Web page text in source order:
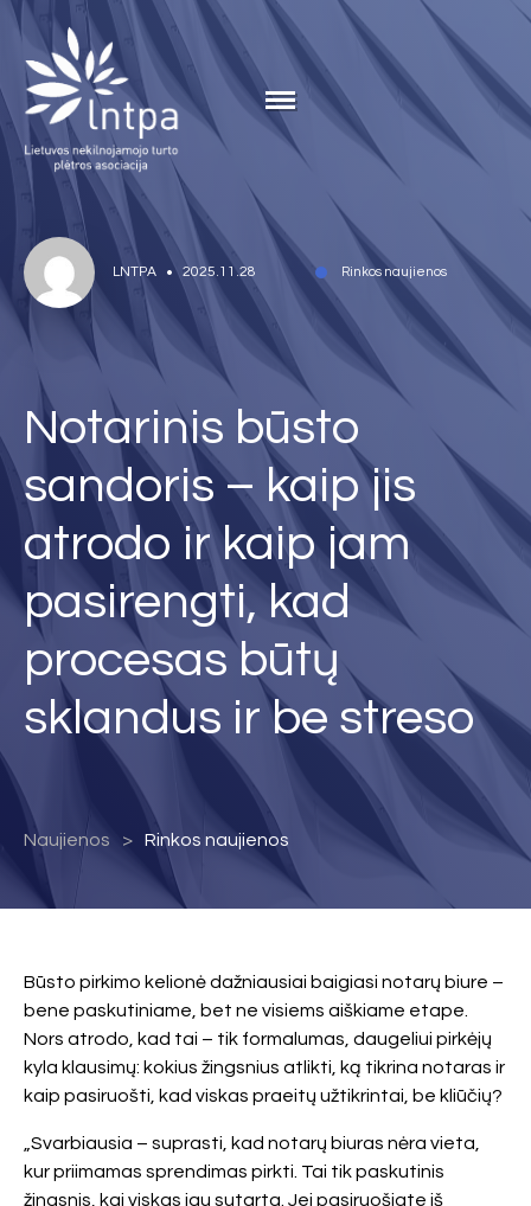
LNTPA 2025.11.28 Rinkos naujienos
Notarinis būsto
sandoris – kaip jis
atrodo ir kaip jam
pasirengti, kad
procesas būtų
sklandus ir be streso
Naujienos Rinkos naujienos
Būsto pirkimo kelionė dažniausiai baigiasi notarų biure –
bene paskutiniame, bet ne visiems aiškiame etape.
Nors atrodo, kad tai – tik formalumas, daugeliui pirkėjų
kyla klausimų: kokius žingsnius atlikti, ką tikrina notaras ir
kaip pasiruošti, kad viskas praeitų užtikrintai, be kliūčių?
„Svarbiausia – suprasti, kad notarų biuras nėra vieta,
kur priimamas sprendimas pirkti. Tai tik paskutinis
žingsnis, kai viskas jau sutarta. Jei pasiruošiate iš